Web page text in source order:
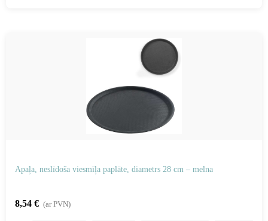
Apaļa, neslīdoša viesmīļa paplāte, diametrs 28 cm – melna
8,54 € (ar PVN)